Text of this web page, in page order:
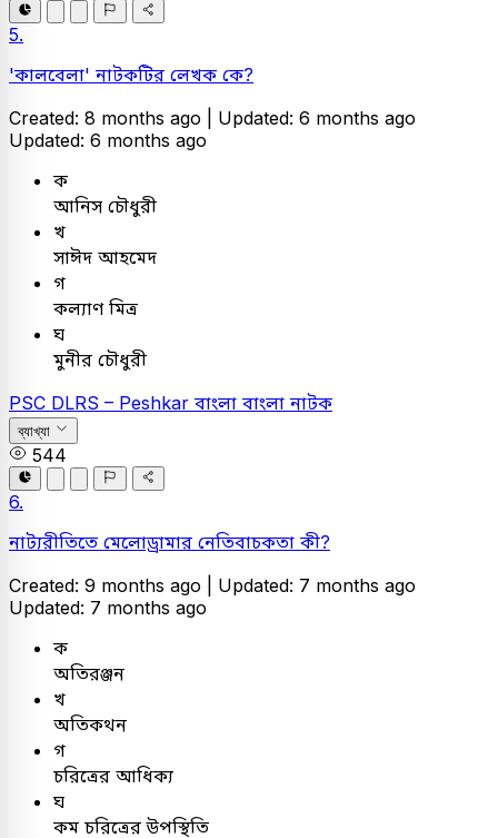
5.
'কালবেলা' নাটকটির লেখক কে?
Created: 8 months ago | Updated: 6 months ago
Updated: 6 months ago
ক
আনিস চৌধুরী
খ
সাঈদ আহমেদ
গ
কল্যাণ মিত্র
ঘ
মুনীর চৌধুরী
PSC DLRS – Peshkar বাংলা বাংলা নাটক
ব্যাখ্যা
544
6.
নাট্যরীতিতে মেলোড্রামার নেতিবাচকতা কী?
Created: 9 months ago | Updated: 7 months ago
Updated: 7 months ago
ক
অতিরঞ্জন
খ
অতিকথন
গ
চরিত্রের আধিক্য
ঘ
কম চরিত্রের উপস্থিতি